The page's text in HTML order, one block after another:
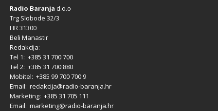
Radio Baranja d.o.o
Trg Slobode 32/3
HR 31300
Beli Manastir
Redakcija:
Tel 1: +385 31 700 700
Tel 2: +385 31 700 880
Mobitel: +385 99 700 700 9
Email: redakcija@radio-baranja.hr
Marketing: +385 31 705 111
Email: marketing@radio-baranja.hr